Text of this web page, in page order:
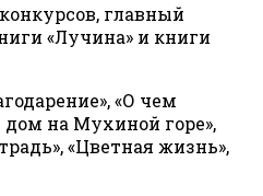
главный
«Лучина» и книги
«О чем
дом на Мухиной горе»,
«Цветная жизнь»,